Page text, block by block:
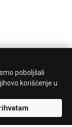
poboljšali
korišćenje u